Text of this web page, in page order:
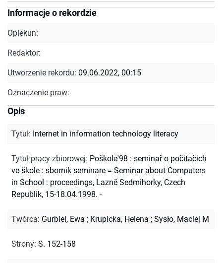
Informacje o rekordzie
Opiekun:
Redaktor:
Utworzenie rekordu: 09.06.2022, 00:15
Oznaczenie praw:
Opis
Tytuł: Internet in information technology literacy
Tytuł pracy zbiorowej: Poškole'98 : seminař o počitačich
ve škole : sbornik seminare = Seminar about Computers
in School : proceedings, Lazně Sedmihorky, Czech
Republik, 15-18.04.1998. -
Twórca: Gurbiel, Ewa ; Krupicka, Helena ; Sysło, Maciej M
Strony: S. 152-158